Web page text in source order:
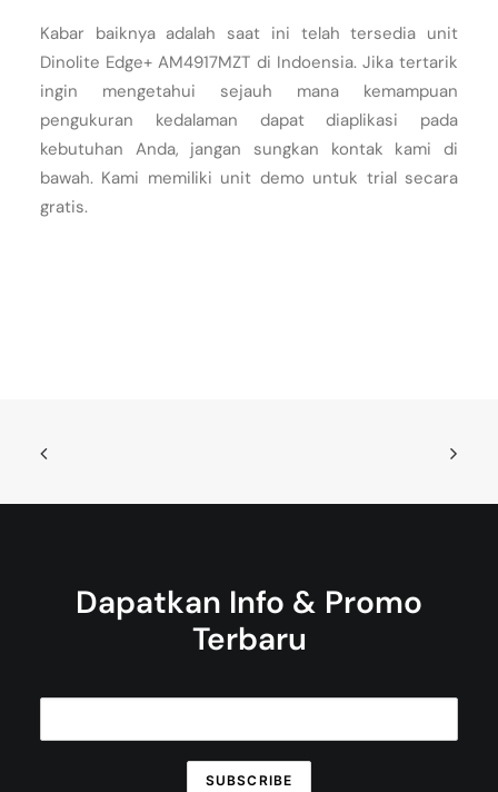
Kabar baiknya adalah saat ini telah tersedia unit
Dinolite Edge+ AM4917MZT di Indoensia. Jika tertarik
ingin mengetahui sejauh mana kemampuan
pengukuran kedalaman dapat diaplikasi pada
kebutuhan Anda, jangan sungkan kontak kami di
bawah. Kami memiliki unit demo untuk trial secara
gratis.
Dapatkan Info & Promo
Terbaru